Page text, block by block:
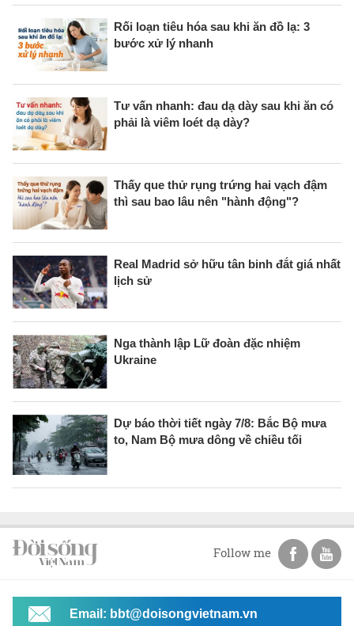
Rối loạn tiêu hóa sau khi ăn đồ lạ: 3
bước xử lý nhanh
Tư vấn nhanh: đau dạ dày sau khi ăn có
phải là viêm loét dạ dày?
Thấy que thử rụng trứng hai vạch đậm
thì sau bao lâu nên "hành động"?
Real Madrid sở hữu tân binh đắt giá nhất
lịch sử
Nga thành lập Lữ đoàn đặc nhiệm
Ukraine
Dự báo thời tiết ngày 7/8: Bắc Bộ mưa
to, Nam Bộ mưa dông về chiều tối
Follow me
Email: bbt@doisongvietnam.vn